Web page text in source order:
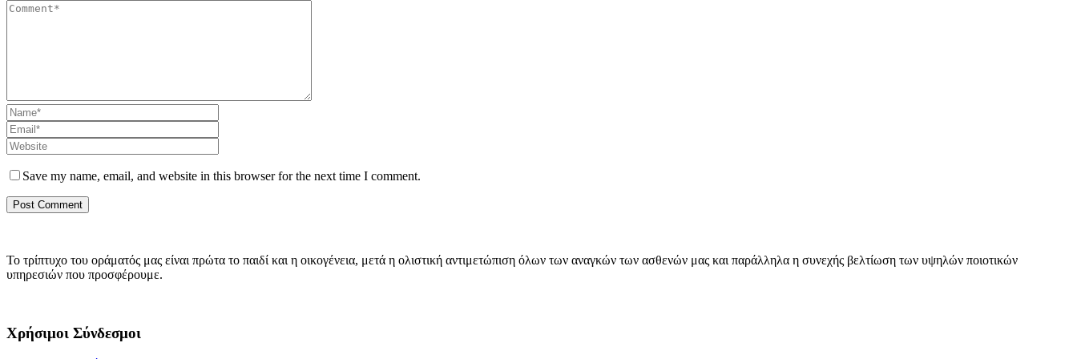
Save my name, email, and website in this browser for the next time I comment.
Το τρίπτυχο του οράματός μας είναι πρώτα το παιδί και η οικογένεια, μετά η ολιστική αντιμετώπιση όλων των αναγκών των ασθενών μας και παράλληλα η συνεχής βελτίωση των υψηλών ποιοτικών
υπηρεσιών που προσφέρουμε.
Χρήσιμοι Σύνδεσμοι